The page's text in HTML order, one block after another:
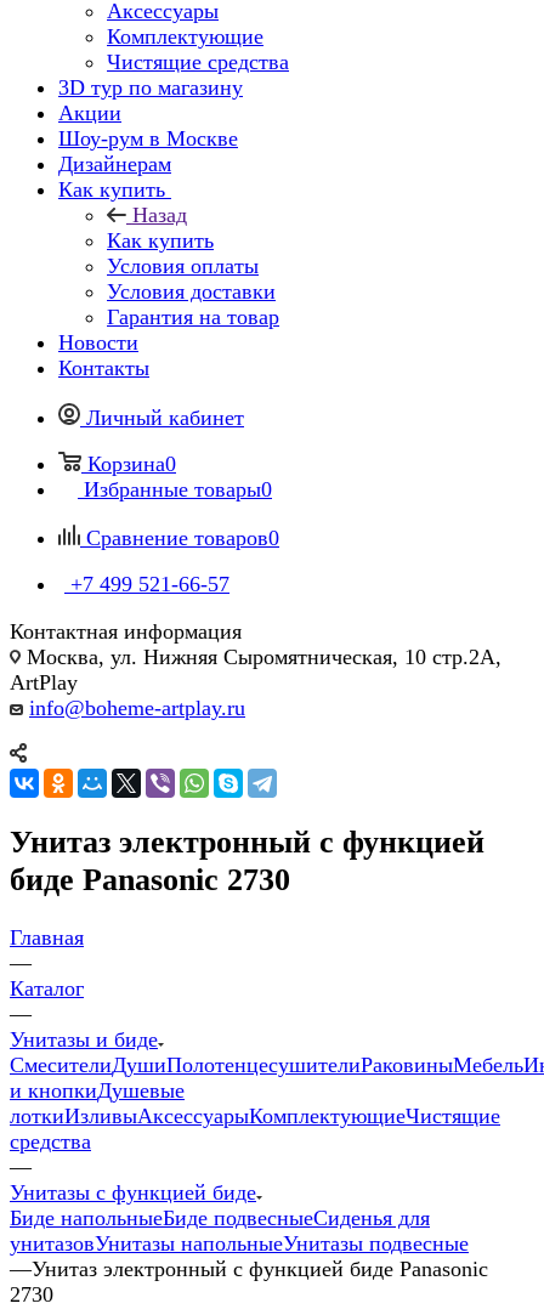
Аксессуары
Комплектующие
Чистящие средства
3D тур по магазину
Акции
Шоу-рум в Москве
Дизайнерам
Как купить
Назад
Как купить
Условия оплаты
Условия доставки
Гарантия на товар
Новости
Контакты
Личный кабинет
Корзина0
Избранные товары0
Сравнение товаров0
+7 499 521-66-57
Контактная информация
Москва, ул. Нижняя Сыромятническая, 10 стр.2А,
ArtPlay
info@boheme-artplay.ru
Унитаз электронный с функцией
биде Panasonic 2730
Главная
—
Каталог
—
Унитазы и биде
СмесителиДушиПолотенцесушителиРаковиныМебель
и кнопкиДушевые
лоткиИзливыАксессуарыКомплектующиеЧистящие
средства
—
Унитазы с функцией биде
Биде напольныеБиде подвесныеСиденья для
унитазовУнитазы напольныеУнитазы подвесные
—Унитаз электронный с функцией биде Panasonic
2730